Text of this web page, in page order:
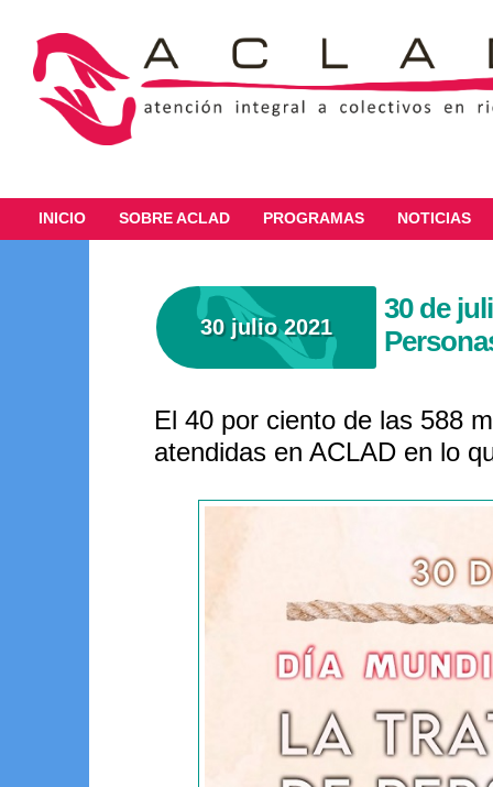
INICIO SOBRE ACLAD PROGRAMAS NOTICIAS
30 julio 2021
30 de
El 40 por ciento de las 588
atendidas en ACLAD en lo